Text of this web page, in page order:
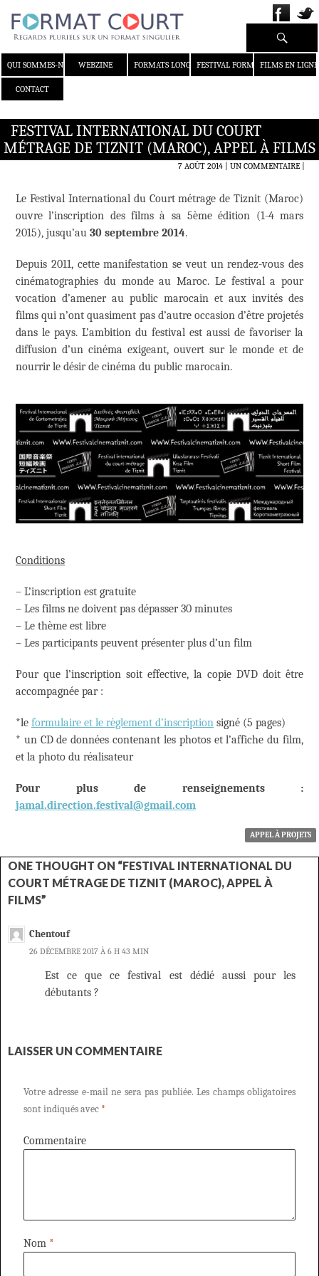
QUI SOMMES-NOUS ?WEBZINE FORMATS LONGS FESTIVAL FORMAT COURT
FILMS EN LIGNE
CONTACT
Recherche
FESTIVAL INTERNATIONAL DU COURT
MÉTRAGE DE TIZNIT (MAROC), APPEL À FILMS
7 AOÛT 2014 UN COMMENTAIRE|
Le Festival International du Court métrage de Tiznit (Maroc)
ouvre l’inscription des films à sa 5ème édition (1-4 mars
2015), jusqu’au 30 septembre 2014.
Depuis 2011, cette manifestation se veut un rendez-vous des
cinématographies du monde au Maroc. Le festival a pour
vocation d’amener au public marocain et aux invités des
films qui n’ont quasiment pas d’autre occasion d’être projetés
dans le pays. L’ambition du festival est aussi de favoriser la
diffusion d’un cinéma exigeant, ouvert sur le monde et de
nourrir le désir de cinéma du public marocain.
Conditions
– L’inscription est gratuite
– Les films ne doivent pas dépasser 30 minutes
– Le thème est libre
– Les participants peuvent présenter plus d’un film
Pour que l’inscription soit effective, la copie DVD doit être
accompagnée par :
*le formulaire et le règlement d’inscription signé (5 pages)
* un CD de données contenant les photos et l’affiche du film,
et la photo du réalisateur
Pour plus de renseignements :
jamal.direction.festival@gmail.com
APPEL À PROJETS
ONE THOUGHT ON “FESTIVAL INTERNATIONAL DU
COURT MÉTRAGE DE TIZNIT (MAROC), APPEL À
FILMS”
Chentouf
26 DÉCEMBRE 2017 À 6 H 43 MIN
Est ce que ce festival est dédié aussi pour les
débutants ?
LAISSER UN COMMENTAIRE
Votre adresse e-mail ne sera pas publiée. Les champs obligatoires
sont indiqués avec *
Commentaire
Nom *